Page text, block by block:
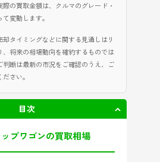
の買取金額は、クルマのグレード・
変動します。
タイミングなどに関する見通しはリ
、将来の相場動向を確約するものでは
判断は最新の市況をご確認のうえ、ご
さい。
目次 非表示
プワゴンの買取相場